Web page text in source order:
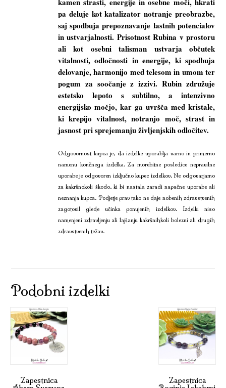
pa deluje kot katalizator notranje preobrazbe,
saj spodbuja prepoznavanje lastnih potencialov
in ustvarjalnosti. Prisotnost Rubina v prostoru
ali kot osebni talisman ustvarja občutek
vitalnosti, odločnosti in energije, ki spodbuja
delovanje, harmonijo med telesom in umom ter
pogum za soočanje z izzivi. Rubin združuje
estetsko lepoto s subtilno, a intenzivno
energijsko močjo, kar ga uvršča med kristale,
ki krepijo vitalnost, notranjo moč, strast in
jasnost pri sprejemanju življenjskih odločitev.
Odgovornost kupca je, da izdelke uporablja varno in primerno
namenu končnega izdelka. Za morebitne posledice nepravilne
uporabe je odgovoren izključno kupec izdelkov. Ne odgovarjamo
za kakršnokoli škodo, ki bi nastala zaradi napačne uporabe ali
neznanja kupca. Podjetje prav tako ne daje nobenih zdravstvenih
zagotovil glede učinka ponujenih izdelkov. Izdelki niso
namenjeni zdravljenju ali lajšanju kakršnihkoli bolezni ali drugih
zdravstvenih težav.
Podobni izdelki
Zapestnica Zapestnica